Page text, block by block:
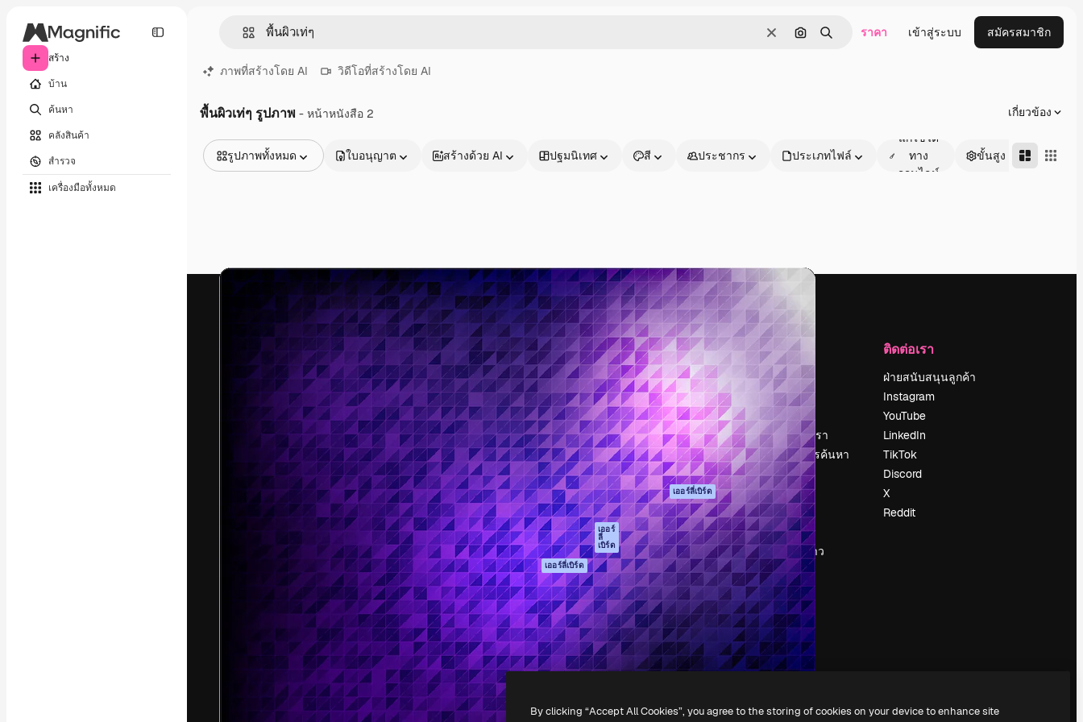
สร้าง
บ้าน
ค้นหา
คลังสินค้า
สำรวจ
เครื่องมือทั้งหมด
ชัดเจนค้นหาตามรูปภาพ
ค้นหา ราคา เข้าสู่ระบบ สมัครสมาชิก
ภาพที่สร้างโดย AI วิดีโอที่สร้างโดย AI
พื้นผิวเท่ๆ รูปภาพ - หน้าหนังสือ 2 เกี่ยวข้อง
รูปภาพทั้งหมด
วิดีโอ
คลิปวิดีโอ
โมชั่นกราฟิก
แบบจำลอง 3 มิติ
แบบอักษร
ใบอนุญาต สร้างด้วย AI ปฐมนิเทศ สี ประชากร ประเภทไฟล์
แก้ไขได้
ทาง
ออนไลน์
ขั้นสูง
แพลตฟอร์มสร้างสรรค์เพื่อผลักดันผลงานที่ดี
ที่สุดของคุณ ผู้ใช้งานกว่า 1 ล้านราย
ครอบคลุมทั้งครีเอทีฟ, บริษัท, เอเจนซี และสตูดิ
ภาษาไทย
ผลิตภัณฑ์
Spaces
ผู้ช่วย AI
เครื่องมือสร้าง
รูปภาพด้วย AI
เครื่องมือสร้างวิดีโอ
ด้วย AI
เครื่องกำเนิดเสียง AI
สต็อกเนื้อหา
MCP สำหรับ
Claude/ChatGPT
เออร์
ลี่
เบิร์ด
Agents เออร์ลี่เบิร์ด
เอพีไอ
แอปมือถือ
เครื่องมือ Magnific
ทั้งหมด
เริ่มต้นใช้งาน
Academy
เอกสาร
การสนับสนุน
เงื่อนไขการใช้งาน
นโยบายความเป็น
ส่วนตัว
ต้นฉบับ เออร์ลี่เบิร์ด
นโยบายคุกกี้
ศูนย์ความน่าเชื่อถือ
พันธมิตร
ธุรกิจ
บริษัท
ราคา
เกี่ยวกับเรา
ร่วมงานกับเรา
แนวโน้มการค้นหา
บล็อก
กิจกรรม
Slidesgo
ขายเนื้อหา
ห้องแถลงข่าว
กำลังมองหา
magnific.ai
ติดต่อเรา
ฝ่ายสนับสนุนลูกค้า
Instagram
YouTube
LinkedIn
TikTok
Discord
X
Reddit
Copyright © 2010- Freepik Company S.L.U. สงวนลิขสิทธิ์
By clicking “Accept All Cookies”, you agree to the storing of cookies on your device to enhance site